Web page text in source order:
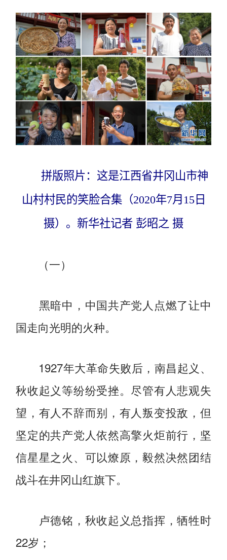
拼版照片：这是江西省井冈山市神
山村村民的笑脸合集（2020年7月15日
摄）。新华社记者 彭昭之 摄
（一）
黑暗中，中国共产党人点燃了让中
国走向光明的火种。
1927年大革命失败后，南昌起义、
秋收起义等纷纷受挫。尽管有人悲观失
望，有人不辞而别，有人叛变投敌，但
坚定的共产党人依然高擎火炬前行，坚
信星星之火、可以燎原，毅然决然团结
战斗在井冈山红旗下。
卢德铭，秋收起义总指挥，牺牲时
22岁；